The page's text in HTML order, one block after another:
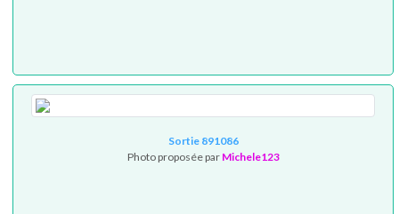
Sortie 891086
Photo proposée par Michele123